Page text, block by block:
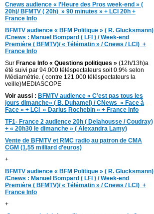
Cnews audience « l’Heure des Pros week-end » (
20h)/ BFMTV ( 20h) » 90 minutes » + LCI 20h +
France Info
BFMTV audience « BFM Politique » ( R. Glucksmann)
/Cnews : Manuel Bompard ( LFI ) / Week-end
Première ( BFMTV)/ « Télématin » / Cnews / LCI) +
France Info
Sur France Info « Questions politiques » (12h/13h)a
été suivi par 94.000 téléspectateurs soit 0.9% selon
Médiamétrie. ( contre 121.000 téléspectateurs la
veille)MEDIASCOPE
Voir aussi : BFMTV audience « C’est pas tous les
jours dimanche» ( B. Duhamel) / CNews » Face à
Face » + LCI « Darius Rochebin » + France Info
TF1- France 2 audience 20h ( Delahousse / Coudray)
+ « 20h30 le dimanche » ( Alexandra Lamy)
Vente de BFMTV et RMC radio au patron de CMA
CGM (1,55 milliard d’euros)
+
BFMTV audience « BFM Politique » ( R. Glucksmann)
/Cnews : Manuel Bompard ( LFI ) / Week-end
Première ( BFMTV)/ « Télématin » / Cnews / LCI) +
France Info
+